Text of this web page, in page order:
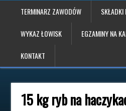
TERMINARZ ZAWODÓW
WYKAZ ŁOWISK EGZAMINY NA
KONTAKT
15 kg ryb na